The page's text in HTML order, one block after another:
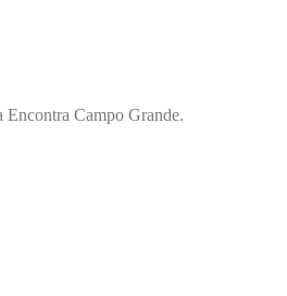
Encontra Campo Grande.